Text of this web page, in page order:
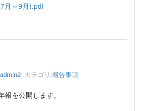
月～9月).pdf
admin2 カテゴリ:報告事項
を公開します。